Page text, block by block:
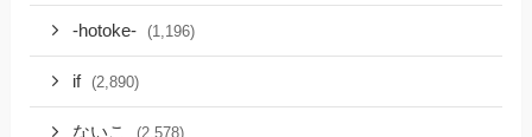
-hotoke- (1,196)
if (2,890)
ないこ (2,578)